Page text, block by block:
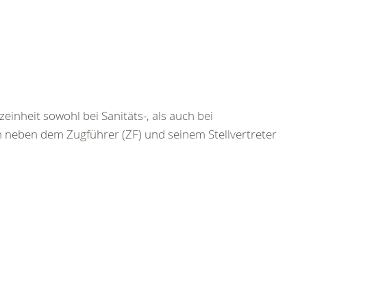
sowohl bei Sanitäts-, als auch bei
dem Zugführer (ZF) und seinem Stellvertreter